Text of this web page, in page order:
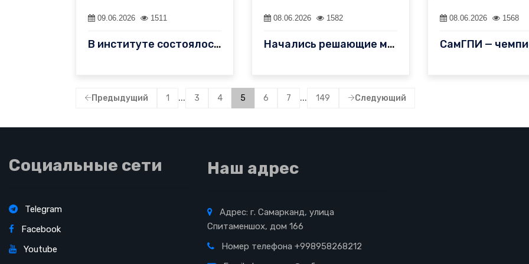
09.06.2026 1511
В институте состоялось торжественное духовно-просветительское ме…
08.06.2026 1582
Начались решающие матчи Олимпиады студентов Нового Узбекистана
08.06.2026 1568
Предыдущий 1 ... 3 4 5 6 7 ... 149 Следующий
Социальные сети
Telegram
Facebook
Youtube
Наш адрес
Адрес: г. Самарканд, улица
Спитаменшох, дом 166
Номер телефона +998958268212